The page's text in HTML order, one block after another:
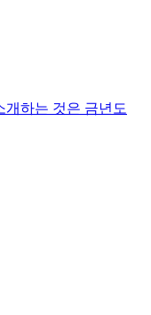
개하는 것은 금년도